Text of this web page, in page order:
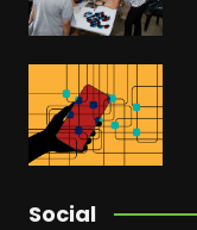
Social